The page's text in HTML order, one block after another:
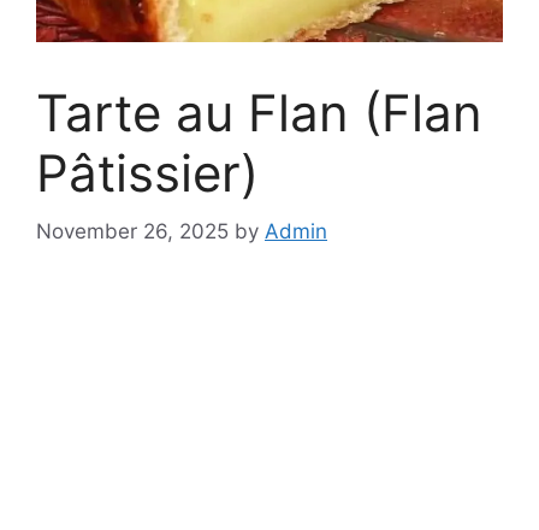
Tarte au Flan (Flan
Pâtissier)
November 26, 2025 by Admin